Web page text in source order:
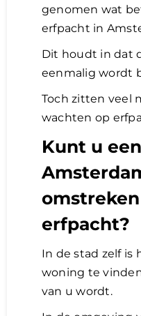
genomen wat
erfpacht in
Dit houdt in dat
eenmalig wordt
Toch zitten veel
wachten op
Kunt u
erfpacht?
In de stad zelf is
woning te
van u wordt.